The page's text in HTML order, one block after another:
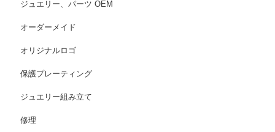
ジュエリー、パーツ OEM
オーダーメイド
オリジナルロゴ
保護プレーティング
ジュエリー組み立て
修理